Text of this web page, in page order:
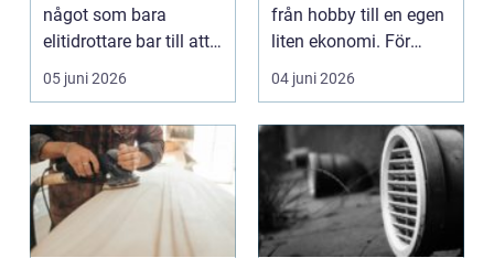
något som bara
elitidrottare bar till att
bli en naturlig del ...
05 juni 2026
från hobby till en egen
liten ekonomi. För
många spelare ...
04 juni 2026